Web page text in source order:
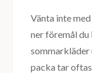
Vänta inte
ner föremål du
sommarkläder
packa tar